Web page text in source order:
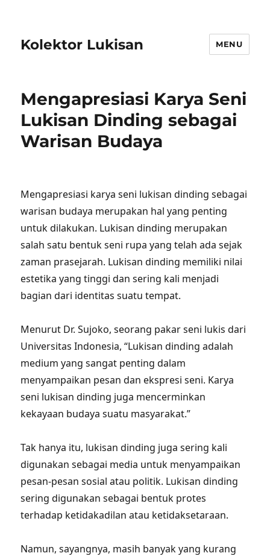
Kolektor Lukisan MENU
Mengapresiasi Karya Seni
Lukisan Dinding sebagai
Warisan Budaya
Mengapresiasi karya seni lukisan dinding sebagai
warisan budaya merupakan hal yang penting
untuk dilakukan. Lukisan dinding merupakan
salah satu bentuk seni rupa yang telah ada sejak
zaman prasejarah. Lukisan dinding memiliki nilai
estetika yang tinggi dan sering kali menjadi
bagian dari identitas suatu tempat.
Menurut Dr. Sujoko, seorang pakar seni lukis dari
Universitas Indonesia, “Lukisan dinding adalah
medium yang sangat penting dalam
menyampaikan pesan dan ekspresi seni. Karya
seni lukisan dinding juga mencerminkan
kekayaan budaya suatu masyarakat.”
Tak hanya itu, lukisan dinding juga sering kali
digunakan sebagai media untuk menyampaikan
pesan-pesan sosial atau politik. Lukisan dinding
sering digunakan sebagai bentuk protes
terhadap ketidakadilan atau ketidaksetaraan.
Namun, sayangnya, masih banyak yang kurang